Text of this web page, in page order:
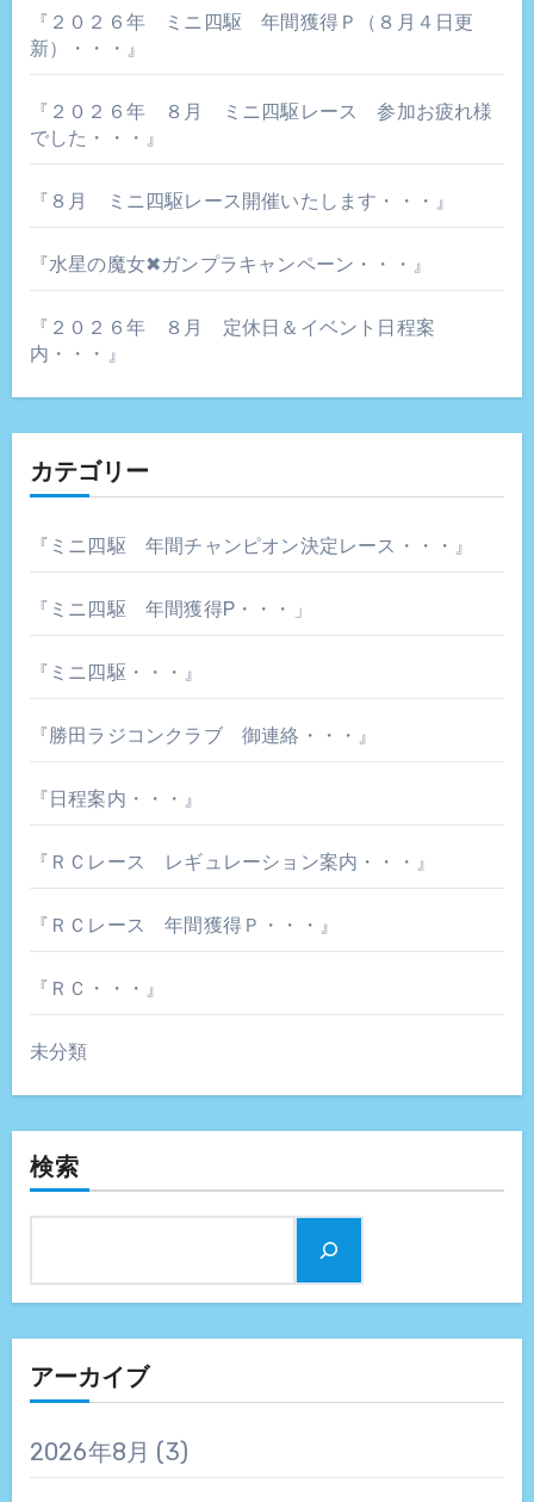
ョ
ン
『２０２６年 ミニ四駆 年間獲得Ｐ（８月４日更
新）・・・』
『２０２６年 ８月 ミニ四駆レース 参加お疲れ様
でした・・・』
『８月 ミニ四駆レース開催いたします・・・』
『水星の魔女✖ガンプラキャンペーン・・・』
『２０２６年 ８月 定休日＆イベント日程案
内・・・』
カテゴリー
『ミニ四駆 年間チャンピオン決定レース・・・』
『ミニ四駆 年間獲得P・・・」
『ミニ四駆・・・』
『勝田ラジコンクラブ 御連絡・・・』
『日程案内・・・』
『ＲＣレース レギュレーション案内・・・』
『ＲＣレース 年間獲得Ｐ・・・』
『ＲＣ・・・』
未分類
検索
アーカイブ
2026年8月 (3)